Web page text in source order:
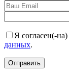
Я согласен(-на)
данных.